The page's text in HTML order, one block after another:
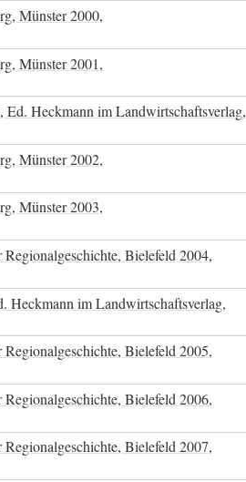
Münster 2000,
Münster 2001,
Ed. Heckmann im Landwirtschaftsverlag,
Münster 2002,
Münster 2003,
Bielefeld 2004,
Heckmann im Landwirtschaftsverlag,
Bielefeld 2005,
Bielefeld 2006,
Bielefeld 2007,